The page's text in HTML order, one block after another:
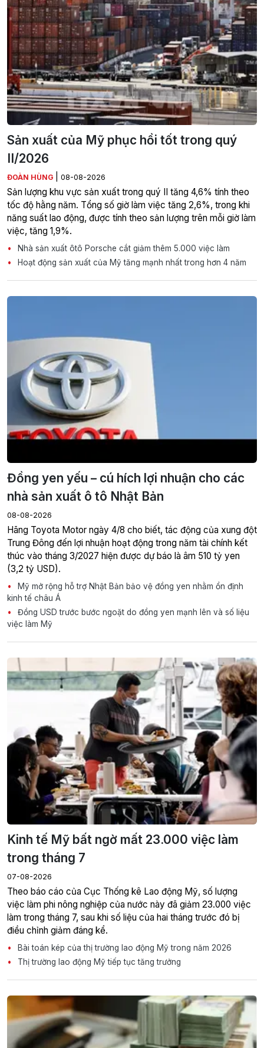
Sản xuất của Mỹ phục hồi tốt trong quý
II/2026
ĐOÀN HÙNG 08-08-2026
Sản lượng khu vực sản xuất trong quý II tăng 4,6% tính theo
tốc độ hằng năm. Tổng số giờ làm việc tăng 2,6%, trong khi
năng suất lao động, được tính theo sản lượng trên mỗi giờ làm
việc, tăng 1,9%.
Nhà sản xuất ôtô Porsche cắt giảm thêm 5.000 việc làm
Hoạt động sản xuất của Mỹ tăng mạnh nhất trong hơn 4 năm
Đồng yen yếu – cú hích lợi nhuận cho các
nhà sản xuất ô tô Nhật Bản
08-08-2026
Hãng Toyota Motor ngày 4/8 cho biết, tác động của xung đột
Trung Đông đến lợi nhuận hoạt động trong năm tài chính kết
thúc vào tháng 3/2027 hiện được dự báo là âm 510 tỷ yen
(3,2 tỷ USD).
Mỹ mở rộng hỗ trợ Nhật Bản bảo vệ đồng yen nhằm ổn định
kinh tế châu Á
Đồng USD trước bước ngoặt do đồng yen mạnh lên và số liệu
việc làm Mỹ
Kinh tế Mỹ bất ngờ mất 23.000 việc làm
trong tháng 7
07-08-2026
Theo báo cáo của Cục Thống kê Lao động Mỹ, số lượng
việc làm phi nông nghiệp của nước này đã giảm 23.000 việc
làm trong tháng 7, sau khi số liệu của hai tháng trước đó bị
điều chỉnh giảm đáng kể.
Bài toán kép của thị trường lao động Mỹ trong năm 2026
Thị trường lao động Mỹ tiếp tục tăng trưởng